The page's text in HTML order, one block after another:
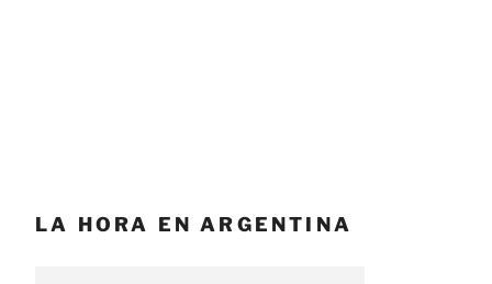
LA HORA EN ARGENTINA